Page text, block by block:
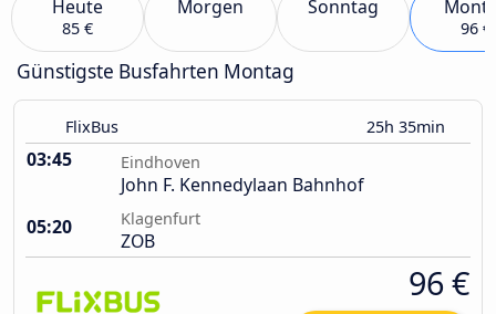
Heute
85 €
Morgen Sonntag
96 €
Günstigste Busfahrten Montag
FlixBus 25h 35min
03:45 Eindhoven
John F. Kennedylaan Bahnhof
05:20
Klagenfurt
ZOB
96 €